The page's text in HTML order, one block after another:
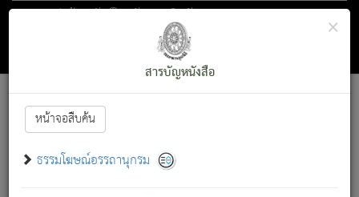
ตอน 1 ว่าด้วย สัตว์โลกกับจตุราริยสัจ
สารบัญ×
สารบัญหนังสือ
หน้าจอสืบค้น
ธรรมโฆษณ์อรรถานุกรม
Font :15 ]||
สัตว์โลกนี้ เกิดความเดือดร้อนแล้ว มีผัสสะบังหน้า